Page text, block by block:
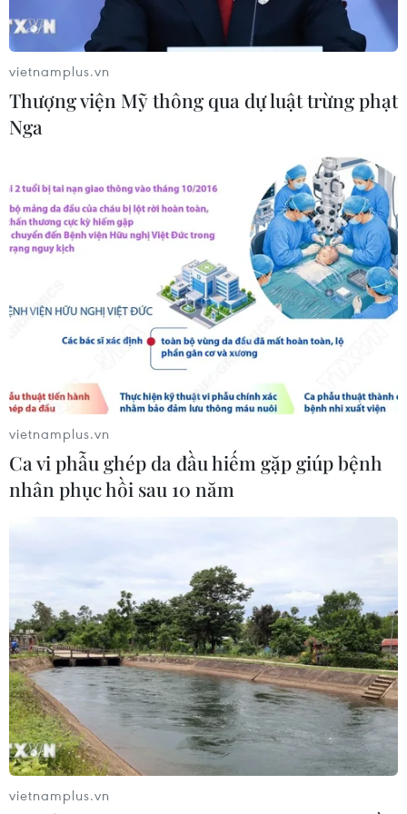
hợp cảng biển 18 tỷ USD tại Quảng
Ninh
07/08/2026 08:33
Canh tác biển - động lực mới cho
kinh tế biển Việt Nam
Giá vàng hướng tới tuần tăng mạnh
nhất kể từ tháng 1/2026
Hạn hán nghiêm trọng đe dọa "huyết
mạch" kinh tế châu Âu
Để trái sầu riêng đáp ứng yêu cầu
xuất khẩu bền vững
Tây Ninh thúc đẩy bình dân học vụ
số, tạo động lực phát triển kinh tế số
07/08/2026 07:17
Hàn Quốc đầu tư xây “Thung lũng
K-Vietnam” gắn với hậu duệ dòng họ
Lý
vietnamplus.vn
Thượng viện Mỹ thông qua dự luật trừng phạt
Nga
vietnamplus.vn
Ca vi phẫu ghép da đầu hiếm gặp giúp bệnh
nhân phục hồi sau 10 năm
vietnamplus.vn